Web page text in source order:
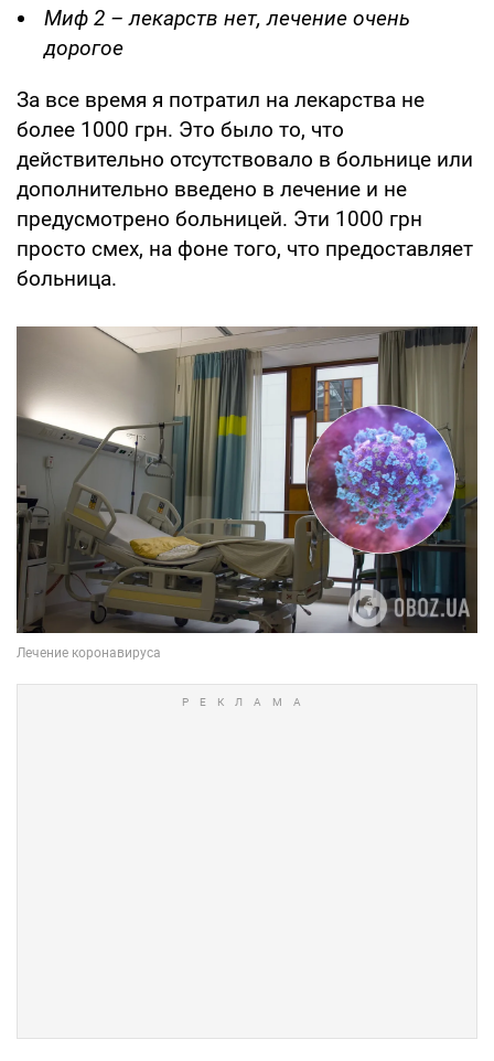
Миф 2 – лекарств нет, лечение очень
дорогое
За все время я потратил на лекарства не
более 1000 грн. Это было то, что
действительно отсутствовало в больнице или
дополнительно введено в лечение и не
предусмотрено больницей. Эти 1000 грн
просто смех, на фоне того, что предоставляет
больница.